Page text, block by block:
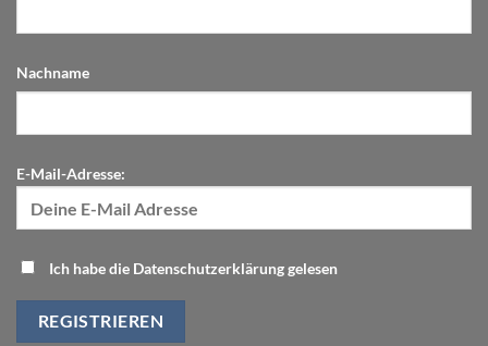
Nachname
E-Mail-Adresse:
Ich habe die Datenschutzerklärung gelesen